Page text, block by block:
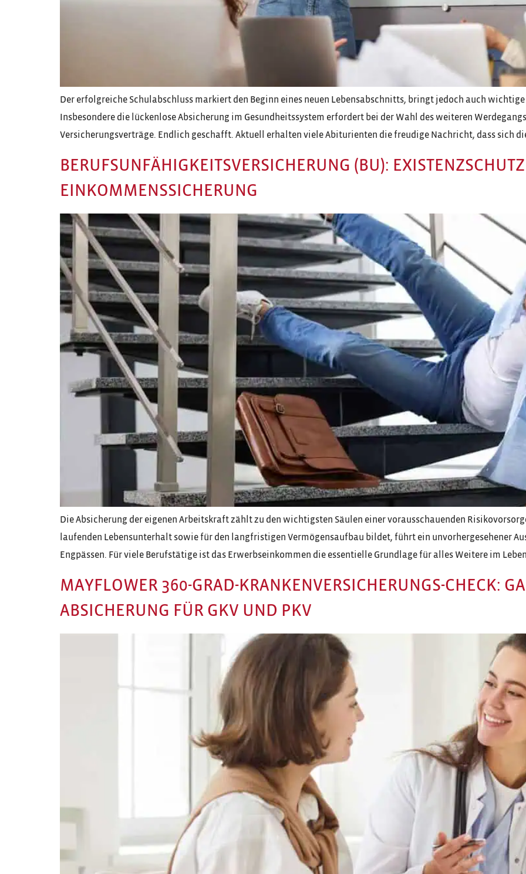
Der erfolgreiche Schulabschluss markiert den Beginn eines neuen Lebensabschnitts, bringt jedoch auch
Insbesondere die lückenlose Absicherung im Gesundheitssystem erfordert bei der Wahl des weiteren
Versicherungsverträge. Endlich geschafft. Aktuell erhalten viele Abiturienten die freudige Nachricht, dass sich die
BERUFSUNFÄHIGKEITSVERSICHERUNG (BU):
EINKOMMENSSICHERUNG
Die Absicherung der eigenen Arbeitskraft zählt zu den wichtigsten Säulen einer vorausschauenden
laufenden Lebensunterhalt sowie für den langfristigen Vermögensaufbau bildet, führt ein unvorhergesehener
Engpässen. Für viele Berufstätige ist das Erwerbseinkommen die essentielle Grundlage für alles Weitere im
MAYFLOWER 360-GRAD-KRANKENVERSICHERUNGS-CHECK:
ABSICHERUNG FÜR GKV UND PKV